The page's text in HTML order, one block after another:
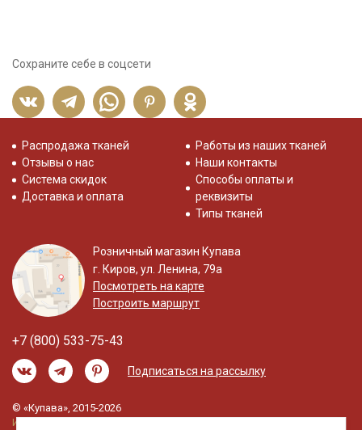
Сохраните себе в соцсети
Распродажа тканей
Отзывы о нас
Система скидок
Доставка и оплата
Работы из наших тканей
Наши контакты
Способы оплаты и
реквизиты
Типы тканей
Розничный магазин Купава
г. Киров, ул. Ленина, 79а
Посмотреть на карте
Построить маршрут
+7 (800) 533-75-43
Подписаться на рассылку
© «Купава», 2015-2026
Информация на сайте не является публичной